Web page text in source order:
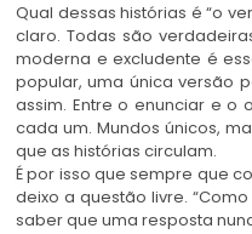
Qual dessas histórias é “o
claro. Todas são
moderna e excludente é
popular, uma única versão
assim. Entre o enunciar e o
cada um. Mundos únicos,
que as histórias circulam.
É por isso que sempre que
deixo a questão livre.
saber que uma resposta